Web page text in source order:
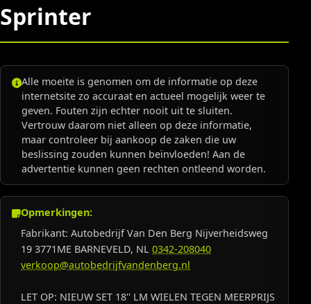
Sprinter
Alle moeite is genomen om de informatie op deze
internetsite zo accuraat en actueel mogelijk weer te
geven. Fouten zijn echter nooit uit te sluiten.
Vertrouw daarom niet alleen op deze informatie,
maar controleer bij aankoop de zaken die uw
beslissing zouden kunnen beïnvloeden! Aan de
advertentie kunnen geen rechten ontleend worden.
Opmerkingen:
Fabrikant: Autobedrijf Van Den Berg Nijverheidsweg
19 3771ME BARNEVELD, NL 0342-208040
verkoop@autobedrijfvandenberg.nl
LET OP: NIEUW SET 18'' LM WIELEN TEGEN MEERPRIJS